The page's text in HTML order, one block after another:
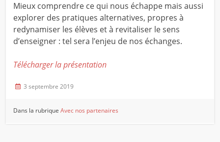
Mieux comprendre ce qui nous échappe mais aussi
explorer des pratiques alternatives, propres à
redynamiser les élèves et à revitaliser le sens
d’enseigner : tel sera l’enjeu de nos échanges.
Télécharger la présentation
3 septembre 2019
Dans la rubriqueAvec nos partenaires